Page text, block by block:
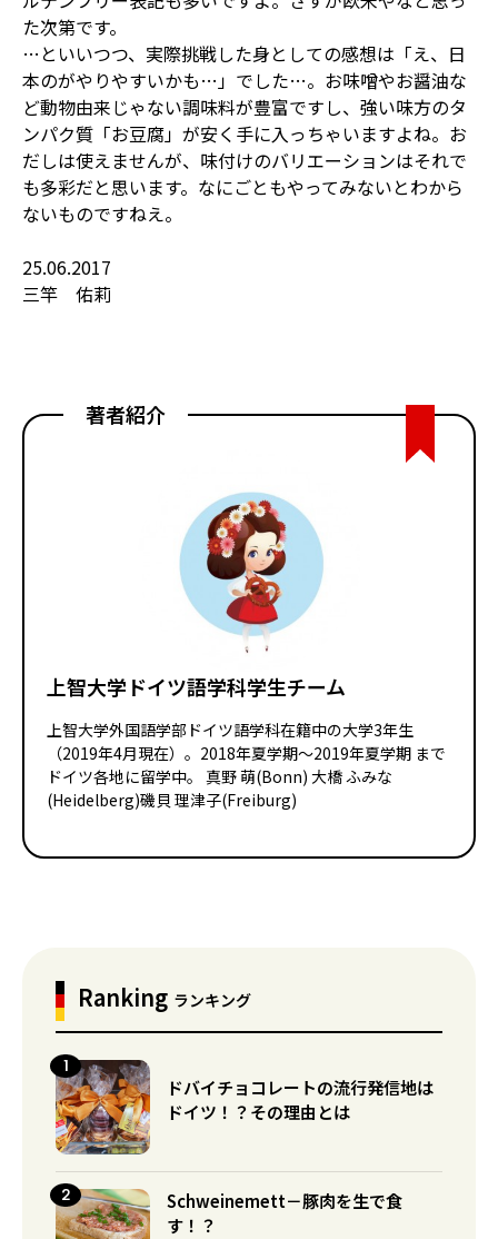
た次第です。
…といいつつ、実際挑戦した身としての感想は「え、日
本のがやりやすいかも…」でした…。お味噌やお醤油な
ど動物由来じゃない調味料が豊富ですし、強い味方のタ
ンパク質「お豆腐」が安く手に入っちゃいますよね。お
だしは使えませんが、味付けのバリエーションはそれで
も多彩だと思います。なにごともやってみないとわから
ないものですねえ。
25.06.2017
三竿 佑莉
著者紹介
上智大学ドイツ語学科学生チーム
上智大学外国語学部ドイツ語学科在籍中の大学3年生
（2019年4月現在）。2018年夏学期〜2019年夏学期 まで
ドイツ各地に留学中。 真野 萌(Bonn) 大橋 ふみな
(Heidelberg)磯貝 理津子(Freiburg)
Ranking ランキング
ドバイチョコレートの流行発信地は
ドイツ！？その理由とは
Schweinemett－豚肉を生で食
す！？